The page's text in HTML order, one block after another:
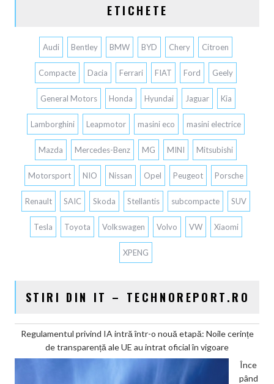
ETICHETE
Audi Bentley BMW BYD Chery Citroen
Compacte Dacia Ferrari FIAT Ford Geely
General Motors Honda Hyundai Jaguar Kia
Lamborghini Leapmotor masini eco masini electrice
Mazda Mercedes-Benz MG MINI Mitsubishi
Motorsport NIO Nissan Opel Peugeot Porsche
Renault SAIC Skoda Stellantis subcompacte SUV
Tesla Toyota Volkswagen Volvo VW Xiaomi
XPENG
STIRI DIN IT – TECHNOREPORT.RO
Regulamentul privind IA intră într-o nouă etapă: Noile cerințe
de transparență ale UE au intrat oficial în vigoare
Înce
pând